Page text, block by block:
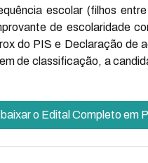
escolar (filhos
de escolaridade
do PIS e Declaração de
de classificação, a
o Edital Completo em